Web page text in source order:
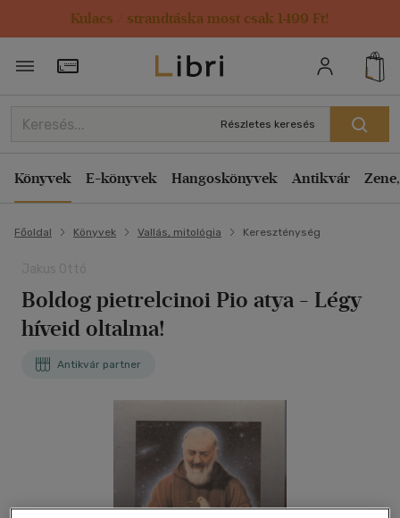
Kulacs / strandtáska most csak 1499 Ft!
Törzsvásárlói Kártya adatai
Részletes keresés
Könyvek E-könyvek Hangoskönyvek Antikvár
Főoldal Könyvek Vallás, mitológia Kereszténység
Boldog pietrelcinoi Pio atya - Légy
híveid oltalma!
Antikvár partner